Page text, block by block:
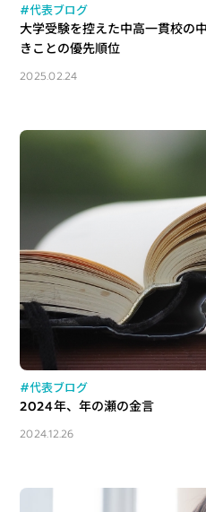
#代表ブログ
大学受験を控えた中高一貫校の
きことの優先順位
2025.02.24
#代表ブログ
2024年、年の瀬の金言
2024.12.26